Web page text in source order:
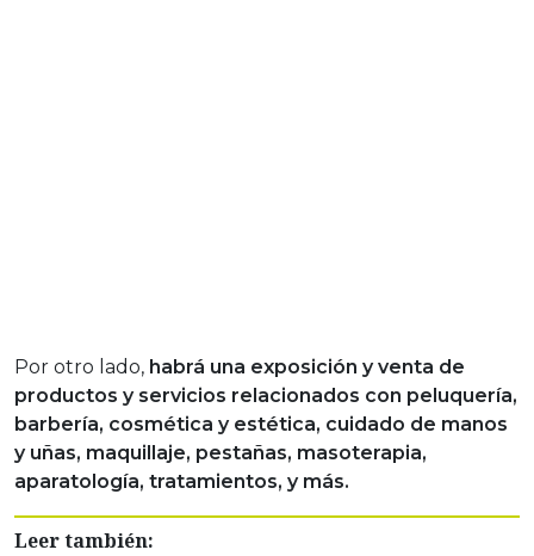
Por otro lado, habrá una exposición y venta de
productos y servicios relacionados con peluquería,
barbería, cosmética y estética, cuidado de manos
y uñas, maquillaje, pestañas, masoterapia,
aparatología, tratamientos, y más.
Leer también: